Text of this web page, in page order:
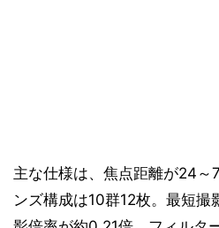
主な仕様は、焦点距離が24
ンズ構成は10群12枚。最短